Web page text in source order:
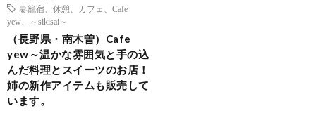
妻籠宿、休憩、カフェ、Cafe
yew、～sikisai～
（長野県・南木曽）Cafe
yew～温かな雰囲気と手の込
んだ料理とスイーツのお店！
姉の新作アイテムも販売して
います。